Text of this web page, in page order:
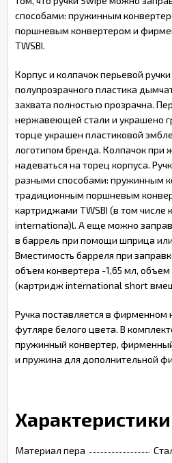
способами: пружинным
поршневым конвертером и
TWSBI.
Корпус и колпачок перьевой
полупрозрачного пластика
захвата полностью прозрачна.
нержавеющей стали и украшено
торце украшен пластиковой
логотипом бренда. Колпачок при
надеваться на торец корпуса.
разными способами: пружинным
традиционным поршневым
картриджами TWSBI (в том числе
internationa)l. А еще можно
в баррель при помощи шприца
Вместимость барреля при
объем конвертера -1,65 мл,
(картридж international short
Ручка поставляется в
футляре белого цвета. В
пружинный конвертер,
и пружина для дополнительной
Характеристики
Материал пера